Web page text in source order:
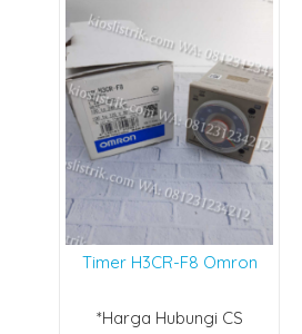
Timer H3CR-F8 Omron
*Harga Hubungi CS